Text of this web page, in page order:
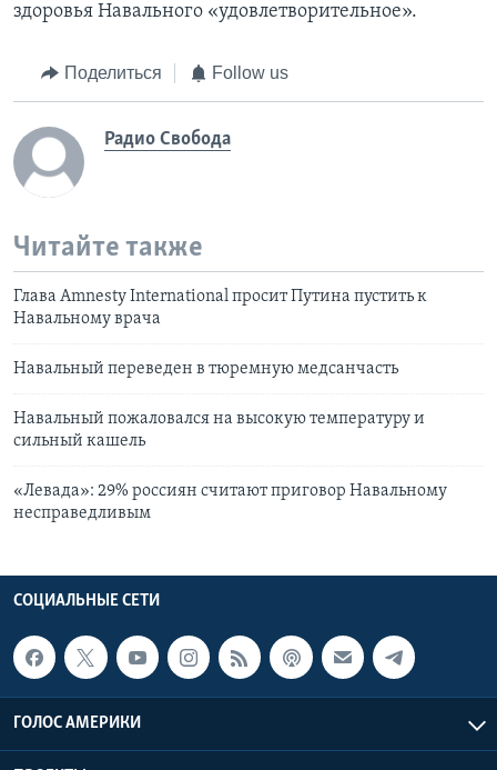
здоровья Навального «удовлетворительное».
Поделиться Follow us
Радио Свобода
Читайте также
Глава Amnesty International просит Путина пустить к
Навальному врача
Навальный переведен в тюремную медсанчасть
Навальный пожаловался на высокую температуру и
сильный кашель
«Левада»: 29% россиян считают приговор Навальному
несправедливым
СОЦИАЛЬНЫЕ СЕТИ
ГОЛОС АМЕРИКИ